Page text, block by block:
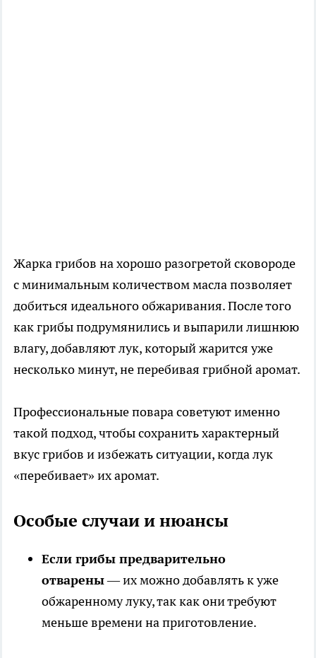
Жарка грибов на хорошо разогретой сковороде
с минимальным количеством масла позволяет
добиться идеального обжаривания. После того
как грибы подрумянились и выпарили лишнюю
влагу, добавляют лук, который жарится уже
несколько минут, не перебивая грибной аромат.
Профессиональные повара советуют именно
такой подход, чтобы сохранить характерный
вкус грибов и избежать ситуации, когда лук
«перебивает» их аромат.
Особые случаи и нюансы
Если грибы предварительно
отварены— их можно добавлять к уже
обжаренному луку, так как они требуют
меньше времени на приготовление.